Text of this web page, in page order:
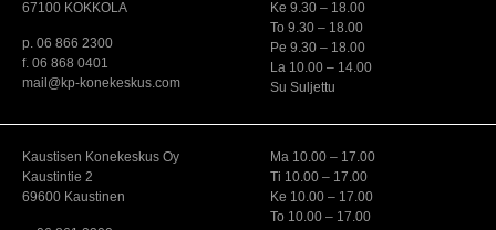
67100 KOKKOLA
p. 06 866 2300
f. 06 868 0401
mail@kp-konekeskus.com
Ke 9.30 – 18.00
To 9.30 – 18.00
Pe 9.30 – 18.00
La 10.00 – 14.00
Su Suljettu
Kaustisen Konekeskus Oy
Kaustintie 2
69600 Kaustinen
Ma 10.00 – 17.00
Ti 10.00 – 17.00
Ke 10.00 – 17.00
To 10.00 – 17.00